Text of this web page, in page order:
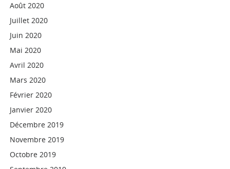
Août 2020
Juillet 2020
Juin 2020
Mai 2020
Avril 2020
Mars 2020
Février 2020
Janvier 2020
Décembre 2019
Novembre 2019
Octobre 2019